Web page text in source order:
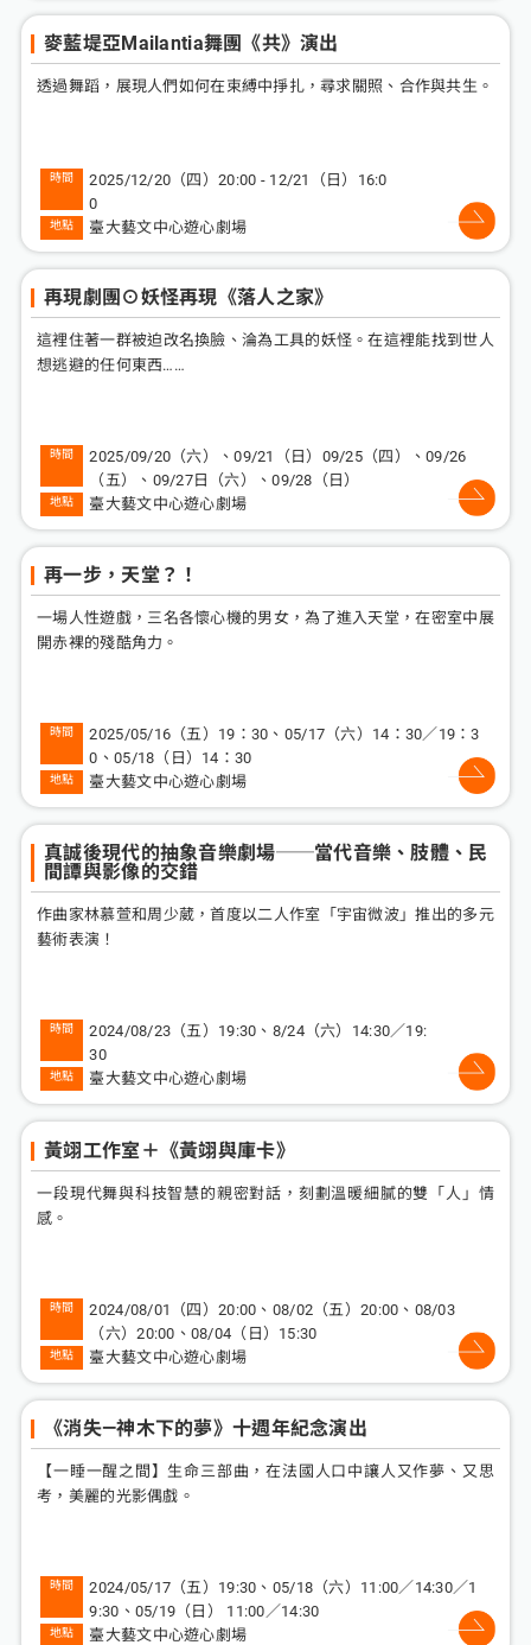
麥藍堤亞Mailantia舞團《共》演出
透過舞蹈，展現人們如何在束縛中掙扎，尋求關照、合作與共生。
2025/12/20（四）20:00 - 12/21（日）16:0
0
臺大藝文中心遊心劇場
再現劇團⊙妖怪再現《落人之家》
這裡住著一群被迫改名換臉、淪為工具的妖怪。在這裡能找到世人
想逃避的任何東西……
2025/09/20（六）、09/21（日）09/25（四）、09/26
（五）、09/27日（六）、09/28（日）
臺大藝文中心遊心劇場
再一步，天堂？！
一場人性遊戲，三名各懷心機的男女，為了進入天堂，在密室中展
開赤裸的殘酷角力。
2025/05/16（五）19：30、05/17（六）14：30∕19：3
0、05/18（日）14：30
臺大藝文中心遊心劇場
真誠後現代的抽象音樂劇場──當代音樂、肢體、民
間譚與影像的交錯
作曲家林慕萱和周少葳，首度以二人作室「宇宙微波」推出的多元
藝術表演！
2024/08/23（五）19:30、8/24（六）14:30／19:
30
臺大藝文中心遊心劇場
黃翊工作室＋《黃翊與庫卡》
一段現代舞與科技智慧的親密對話，刻劃溫暖細膩的雙「人」情
感。
2024/08/01（四）20:00、08/02（五）20:00、08/03
（六）20:00、08/04（日）15:30
臺大藝文中心遊心劇場
《消失—神木下的夢》十週年紀念演出
【一睡一醒之間】生命三部曲，在法國人口中讓人又作夢、又思
考，美麗的光影偶戲。
2024/05/17（五）19:30、05/18（六）11:00／14:30／1
9:30、05/19（日） 11:00／14:30
臺大藝文中心遊心劇場